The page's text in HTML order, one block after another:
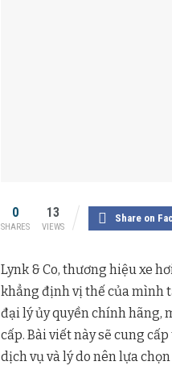
0
SHARES
13
VIEWS
Share on
Lynk & Co, thương hiệu xe
khẳng định vị thế của mình
đại lý ủy quyền chính hãng,
cấp. Bài viết này sẽ cung
dịch vụ và lý do nên lựa chọn